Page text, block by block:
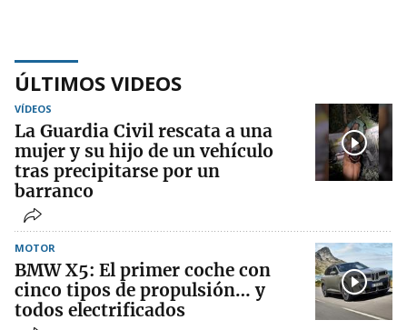
ÚLTIMOS VIDEOS
VÍDEOS
La Guardia Civil rescata a una
mujer y su hijo de un vehículo
tras precipitarse por un
barranco
MOTOR
BMW X5: El primer coche con
cinco tipos de propulsión… y
todos electrificados